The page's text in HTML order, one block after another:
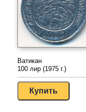
Ватикан
100 лир (1975 г.)